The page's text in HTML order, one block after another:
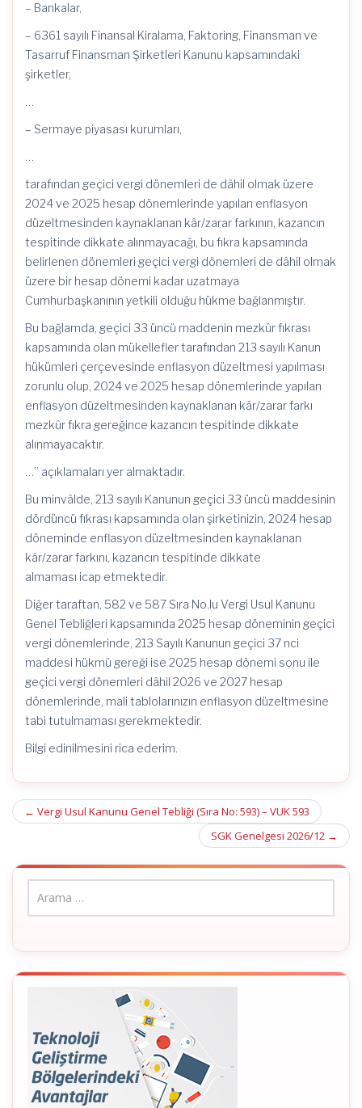
– Bankalar,
– 6361 sayılı Finansal Kiralama, Faktoring, Finansman ve
Tasarruf Finansman Şirketleri Kanunu kapsamındaki
şirketler,
…
– Sermaye piyasası kurumları,
…
tarafından geçici vergi dönemleri de dâhil olmak üzere
2024 ve 2025 hesap dönemlerinde yapılan enflasyon
düzeltmesinden kaynaklanan kâr/zarar farkının, kazancın
tespitinde dikkate alınmayacağı, bu fıkra kapsamında
belirlenen dönemleri geçici vergi dönemleri de dâhil olmak
üzere bir hesap dönemi kadar uzatmaya
Cumhurbaşkanının yetkili olduğu hükme bağlanmıştır.
Bu bağlamda, geçici 33 üncü maddenin mezkûr fıkrası
kapsamında olan mükellefler tarafından 213 sayılı Kanun
hükümleri çerçevesinde enflasyon düzeltmesi yapılması
zorunlu olup, 2024 ve 2025 hesap dönemlerinde yapılan
enflasyon düzeltmesinden kaynaklanan kâr/zarar farkı
mezkûr fıkra gereğince kazancın tespitinde dikkate
alınmayacaktır.
…” açıklamaları yer almaktadır.
Bu minvâlde, 213 sayılı Kanunun geçici 33 üncü maddesinin
dördüncü fıkrası kapsamında olan şirketinizin, 2024 hesap
döneminde enflasyon düzeltmesinden kaynaklanan
kâr/zarar farkını, kazancın tespitinde dikkate
almaması icap etmektedir.
Diğer taraftan, 582 ve 587 Sıra No.lu Vergi Usul Kanunu
Genel Tebliğleri kapsamında 2025 hesap döneminin geçici
vergi dönemlerinde, 213 Sayılı Kanunun geçici 37 nci
maddesi hükmü gereği ise 2025 hesap dönemi sonu ile
geçici vergi dönemleri dâhil 2026 ve 2027 hesap
dönemlerinde, mali tablolarınızın enflasyon düzeltmesine
tabi tutulmaması gerekmektedir.
Bilgi edinilmesini rica ederim.
Post
← Vergi Usul Kanunu Genel Tebliği (Sıra No: 593) – VUK 593
SGK Genelgesi 2026/12 →